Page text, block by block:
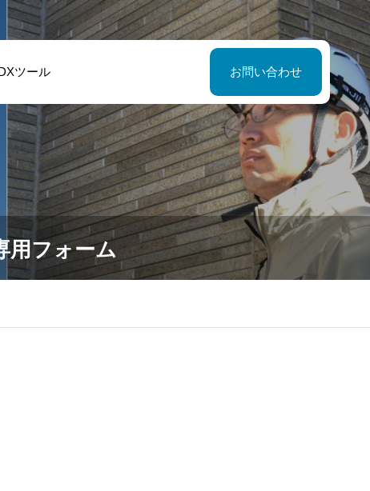
ツール お問い合わせ
用フォーム